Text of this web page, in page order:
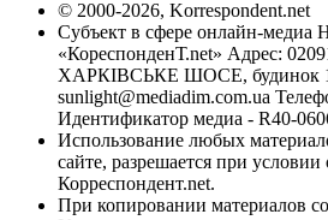
© 2000-2026, Korrespondent.net
Субъект в сфере онлайн-медиа
«КореспонденТ.net» Адрес:
ХАРКІВСЬКЕ ШОСЕ, будинок
sunlight@mediadim.com.ua
Идентификатор медиа - R40-
Использование любых
сайте, разрешается при
Корреспондент.net.
При копировании материалов